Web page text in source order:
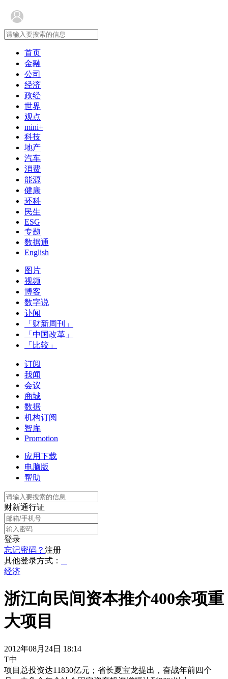
首页
金融
公司
经济
政经
世界
观点
mini+
科技
地产
汽车
消费
能源
健康
环科
民生
ESG
专题
数据通
English
图片
视频
博客
数字说
讣闻
「财新周刊」
「中国改革」
「比较」
订阅
我闻
会议
商城
数据
机构订阅
智库
Promotion
应用下载
电脑版
帮助
财新通行证
登录
忘记密码？ 注册
其他登录方式：
经济
浙江向民间资本推介400余项重
大项目
2012年08月24日 18:14
T中
项目总投资达11830亿元；省长夏宝龙提出，奋战年前四个